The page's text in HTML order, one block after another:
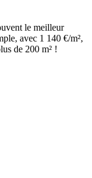
le meilleur
avec 1 140 €/m²,
de 200 m² !